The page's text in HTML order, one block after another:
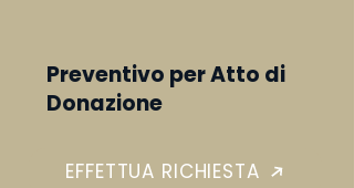
Preventivo per Atto di
Donazione
EFFETTUA RICHIESTA